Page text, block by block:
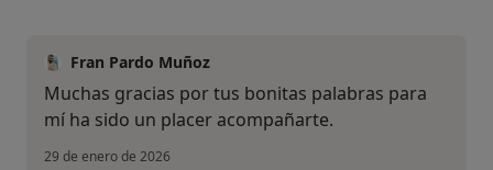
Fran Pardo Muñoz
Muchas gracias por tus bonitas palabras para
mí ha sido un placer acompañarte.
29 de enero de 2026